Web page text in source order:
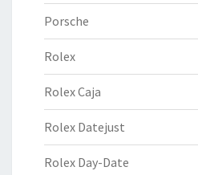
Porsche
Rolex
Rolex Caja
Rolex Datejust
Rolex Day-Date